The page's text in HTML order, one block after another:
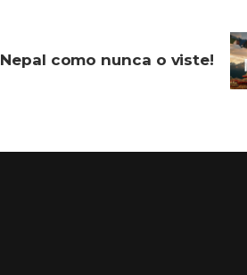
Nepal como nunca o viste!